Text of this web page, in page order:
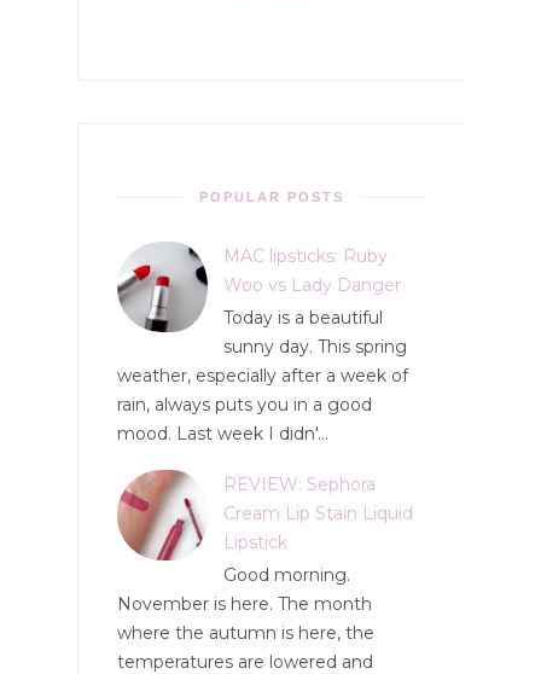
POPULAR POSTS
MAC lipsticks: Ruby
Woo vs Lady Danger
Today is a beautiful
sunny day. This spring
weather, especially after a week of
rain, always puts you in a good
mood. Last week I didn'...
REVIEW: Sephora
Cream Lip Stain Liquid
Lipstick
Good morning.
November is here. The month
where the autumn is here, the
temperatures are lowered and